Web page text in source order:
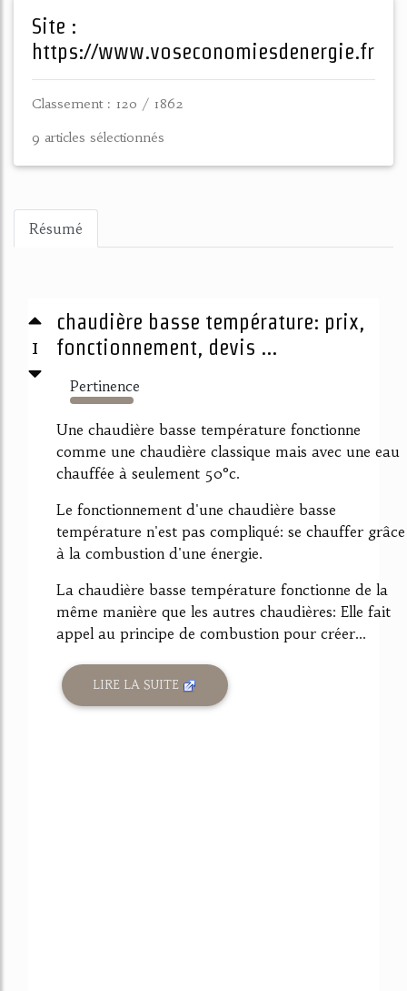
Site :
https://www.voseconomiesdenergie.fr
Classement : 120 / 1862
9 articles sélectionnés
Résumé
1
chaudière basse température: prix,
fonctionnement, devis ...
Pertinence
2207%
Une chaudière basse température fonctionne
comme une chaudière classique mais avec une eau
chauffée à seulement 50°c.
Le fonctionnement d'une chaudière basse
température n'est pas compliqué: se chauffer grâce
à la combustion d'une énergie.
La chaudière basse température fonctionne de la
même manière que les autres chaudières: Elle fait
appel au principe de combustion pour créer...
LIRE LA SUITE